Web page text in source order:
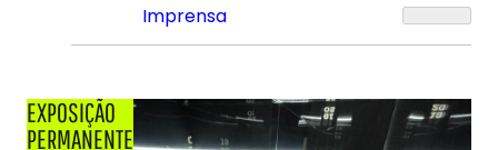
Imprensa
EXPOSIÇÃO
PERMANENTE